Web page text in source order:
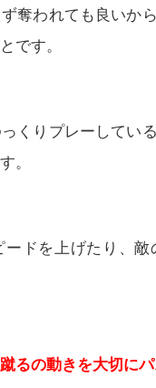
奪われても良いか
です。
くりプレーしてい
。
ドを上げたり、
るの動きを大切に